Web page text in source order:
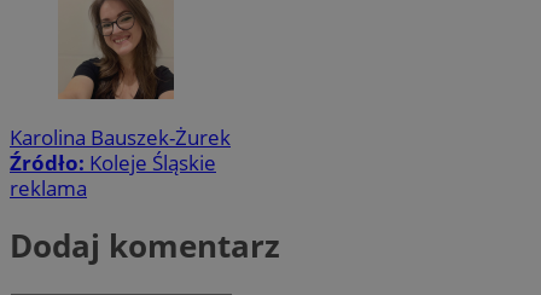
Karolina Bauszek-Żurek
Źródło: Koleje Śląskie
reklama
Dodaj komentarz